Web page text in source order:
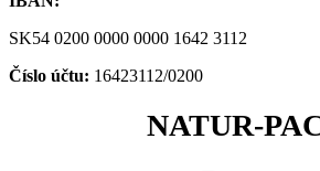
SK54 0200 0000 0000 1642 3112
Číslo účtu: 16423112/0200
NATUR-